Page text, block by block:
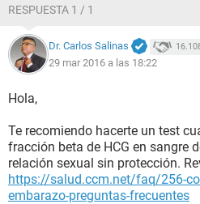
RESPUESTA 1 / 1
Dr. Carlos Salinas
29 mar 2016 a las 18:22
Hola,
Te recomiendo hacerte un test
fracción beta de HCG en sangre
relación sexual sin protección.
https://salud.ccm.net/faq/256-
embarazo-preguntas-frecuentes